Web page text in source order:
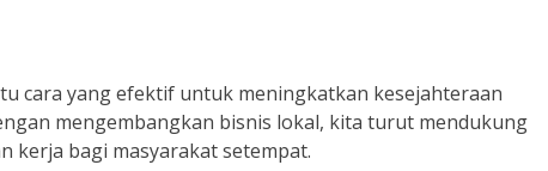
cara yang efektif untuk meningkatkan kesejahteraan
mengembangkan bisnis lokal, kita turut mendukung
kerja bagi masyarakat setempat.